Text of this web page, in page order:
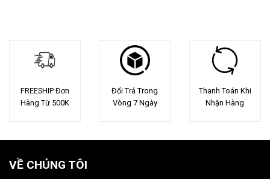
FREESHIP Đơn
Hàng Từ 500K
Đổi Trả Trong
Vòng 7 Ngày
Thanh Toán Khi
Nhận Hàng
VỀ CHÚNG TÔI